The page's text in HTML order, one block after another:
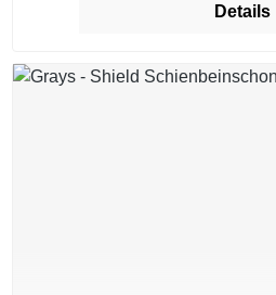
Details